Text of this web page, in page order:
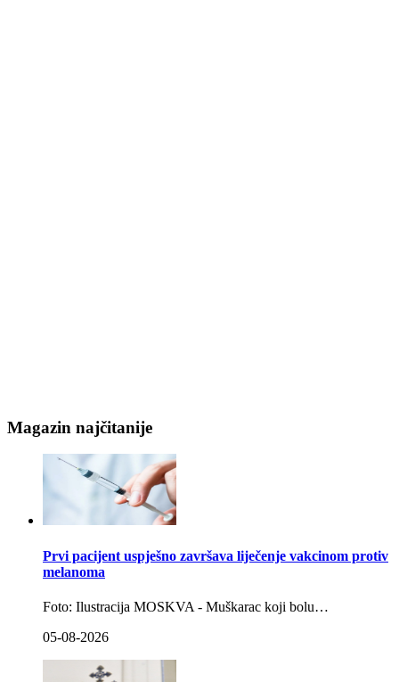
Magazin najčitanije
Prvi pacijent uspješno završava liječenje vakcinom protiv
melanoma
Foto: Ilustracija MOSKVA - Muškarac koji bolu…
05-08-2026